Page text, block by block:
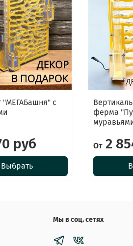
"МЕГАБашня" с
руб
Выбрать
ферма
От2
Мы в соц. сетях